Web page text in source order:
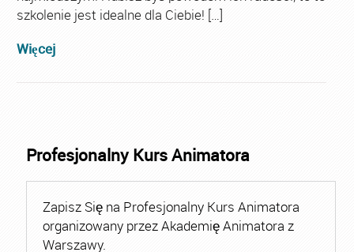
szkolenie jest idealne dla Ciebie! […]
Więcej
Profesjonalny Kurs Animatora
Zapisz Się na Profesjonalny Kurs Animatora
organizowany przez Akademię Animatora z
Warszawy.